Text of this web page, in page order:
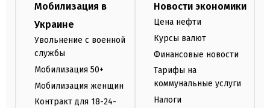
Мобилизация в
Украине
Увольнение с военной
службы
Мобилизация 50+
Мобилизация женщин
Контракт для 18-24-
Новости экономики
Цена нефти
Курсы валют
Финансовые новости
Тарифы на
коммунальные услуги
Налоги